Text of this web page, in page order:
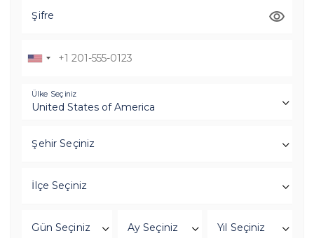
Şifre
Ülke Seçiniz
Şehir Seçiniz
İlçe Seçiniz
Gün Seçiniz Ay Seçiniz Yıl Seçiniz